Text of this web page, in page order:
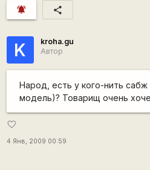
notifications_active share
K
kroha.gu
Автор
Народ, есть у кого-нить
модель)? Товарищ очень
favorite_border
4 Янв, 2009 00:59